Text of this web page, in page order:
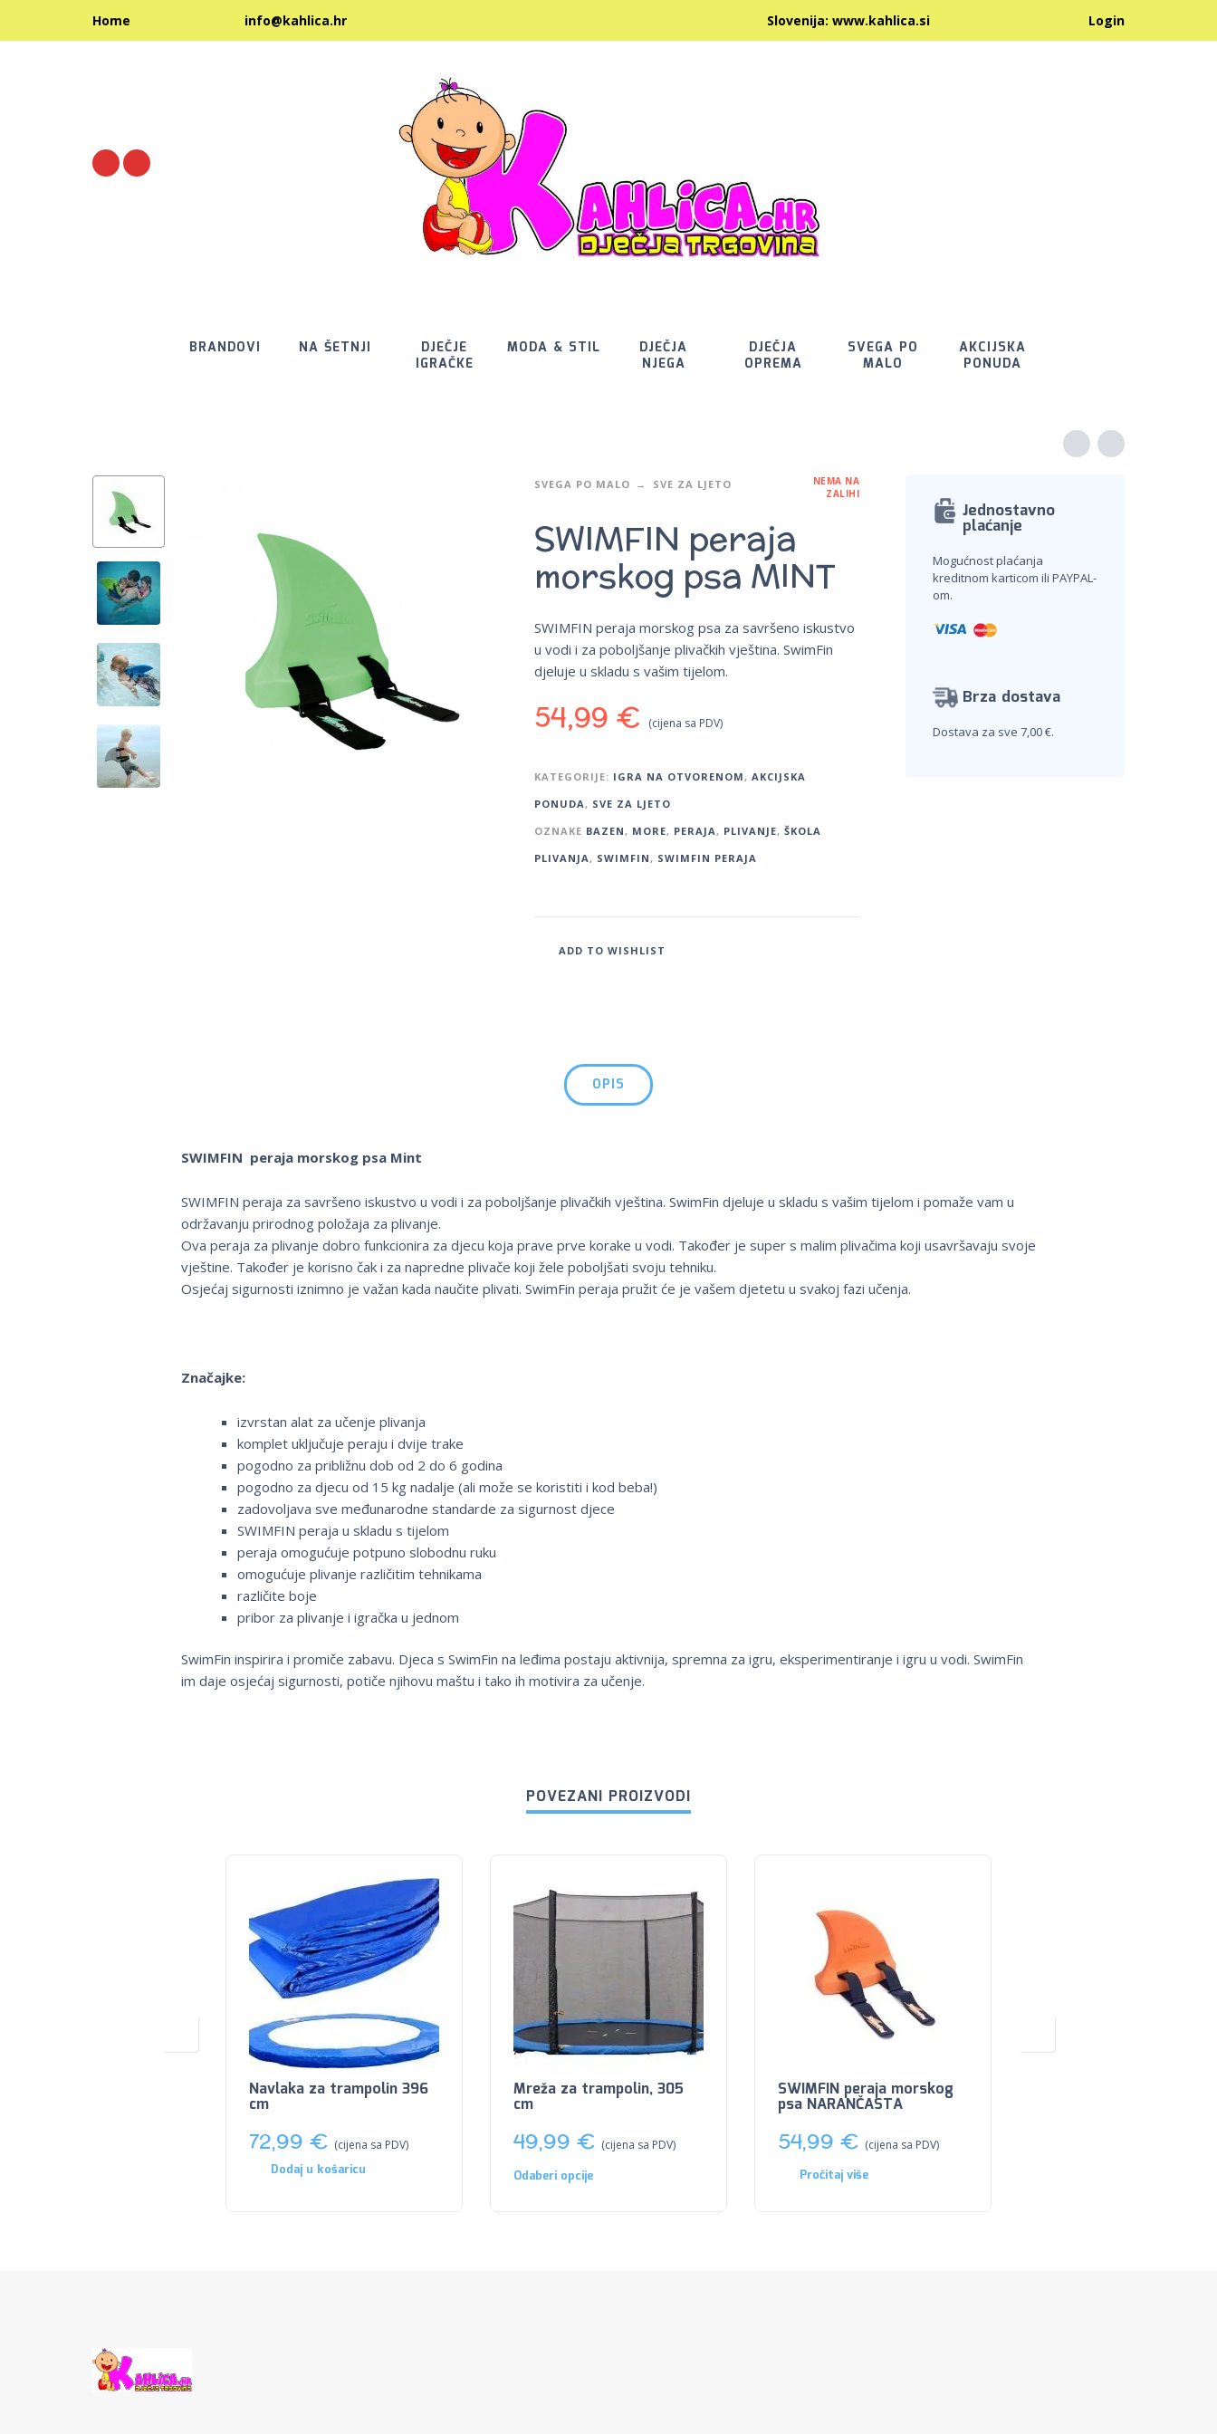
Home info@kahlica.hr Slovenija: www.kahlica.si Login
BRANDOVI NA ŠETNJI
DJEČJE
IGRAČKE
MODA & STIL
DJEČJA
NJEGA
DJEČJA
OPREMA
SVEGA PO
MALO
AKCIJSKA
PONUDA
SVEGA PO MALO SVE ZA LJETO
NEMA NA
ZALIHI
SWIMFIN peraja
morskog psa MINT
SWIMFIN peraja morskog psa za savršeno iskustvo
u vodi i za poboljšanje plivačkih vještina. SwimFin
djeluje u skladu s vašim tijelom.
54,99 € (cijena sa PDV)
KATEGORIJE: IGRA NA OTVORENOM , AKCIJSKA
PONUDA , SVE ZA LJETO
OZNAKE BAZEN , MORE, PERAJA , PLIVANJE, ŠKOLA
PLIVANJA , SWIMFIN , SWIMFIN PERAJA
ADD TO WISHLIST
Jednostavno
plaćanje
Mogućnost plaćanja
kreditnom karticom ili PAYPAL-
om.
Brza dostava
Dostava za sve 7,00 €.
OPIS
SWIMFIN peraja morskog psa Mint
SWIMFIN peraja za savršeno iskustvo u vodi i za poboljšanje plivačkih vještina. SwimFin djeluje u skladu s vašim tijelom i pomaže vam u
održavanju prirodnog položaja za plivanje.
Ova peraja za plivanje dobro funkcionira za djecu koja prave prve korake u vodi. Također je super s malim plivačima koji usavršavaju svoje
vještine. Također je korisno čak i za napredne plivače koji žele poboljšati svoju tehniku.
Osjećaj sigurnosti iznimno je važan kada naučite plivati. SwimFin peraja pružit će je vašem djetetu u svakoj fazi učenja.
Značajke:
izvrstan alat za učenje plivanja
komplet uključuje peraju i dvije trake
pogodno za približnu dob od 2 do 6 godina
pogodno za djecu od 15 kg nadalje (ali može se koristiti i kod beba!)
zadovoljava sve međunarodne standarde za sigurnost djece
SWIMFIN peraja u skladu s tijelom
peraja omogućuje potpuno slobodnu ruku
omogućuje plivanje različitim tehnikama
različite boje
pribor za plivanje i igračka u jednom
SwimFin inspirira i promiče zabavu. Djeca s SwimFin na leđima postaju aktivnija, spremna za igru, eksperimentiranje i igru u vodi. SwimFin
im daje osjećaj sigurnosti, potiče njihovu maštu i tako ih motivira za učenje.
POVEZANI PROIZVODI
Navlaka za trampolin 396
cm
72,99 € (cijena sa PDV)
Dodaj u košaricu
Mreža za trampolin, 305
cm
49,99 € (cijena sa PDV)
Odaberi opcije
SWIMFIN peraja morskog
psa NARANČASTA
54,99 € (cijena sa PDV)
Pročitaj više